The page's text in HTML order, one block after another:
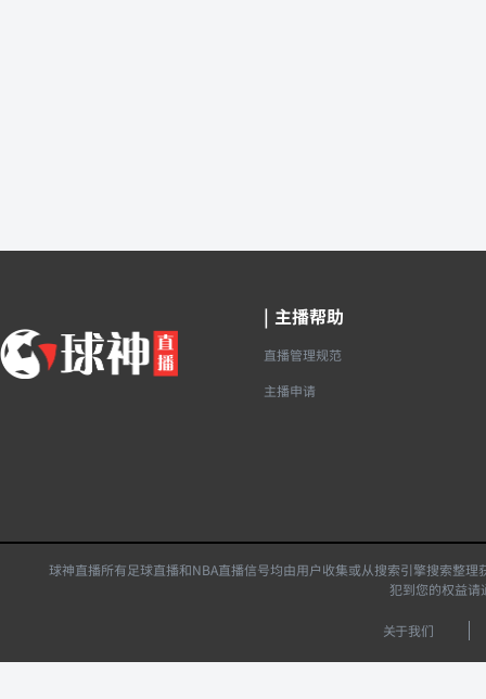
| 主播帮助
直播管理规范
主播申请
球神直播所有足球直播和NBA直播信号均由用户收集或从搜索引擎搜索整
犯到您的权益请
关于我们